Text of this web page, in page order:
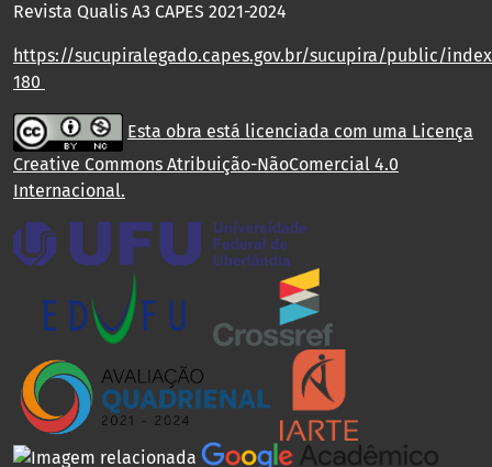
Revista Qualis A3 CAPES 2021-2024
https://sucupiralegado.capes.gov.br/sucupira/public/
180
Esta obra está licenciada com uma Licença
Creative Commons Atribuição-NãoComercial 4.0
Internacional.